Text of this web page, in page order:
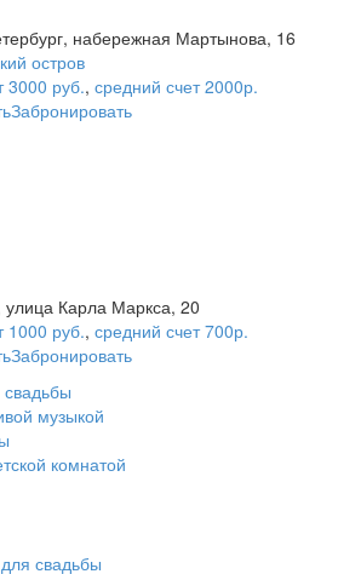
набережная Мартынова, 16
остров
3000 руб., средний счет 2000р.
Забронировать
улица Карла Маркса, 20
1000 руб., средний счет 700р.
Забронировать
музыкой
комнатой
свадьбы